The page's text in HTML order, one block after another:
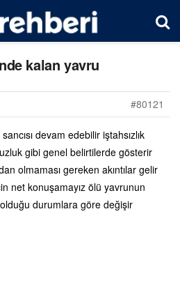
kalan yavru
#80121
devam edebilir iştahsızlık
gibi genel belirtilerde gösterir
olmaması gereken akıntılar gelir
net konuşamayız ölü yavrunun
durumlara göre değişir